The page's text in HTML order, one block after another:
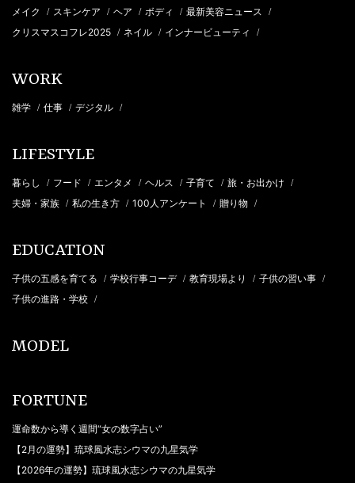
メイク / スキンケア / ヘア / ボディ / 最新美容ニュース /
クリスマスコフレ2025 / ネイル / インナービューティ /
WORK
雑学 / 仕事 / デジタル /
LIFESTYLE
暮らし / フード / エンタメ / ヘルス / 子育て / 旅・お出かけ /
夫婦・家族 / 私の生き方 / 100人アンケート / 贈り物 /
EDUCATION
子供の五感を育てる / 学校行事コーデ / 教育現場より / 子供の習い事 /
子供の進路・学校 /
MODEL
FORTUNE
運命数から導く週間“女の数字占い”
【2月の運勢】琉球風水志シウマの九星気学
【2026年の運勢】琉球風水志シウマの九星気学